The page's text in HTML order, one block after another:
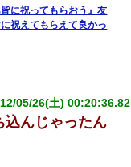
としての責任を果た
…
えていた。警察『目
時間後・・警察『××
に祝ってもらおう』友
祝えてもらえて良かっ
05/26(土)
込んじゃったん